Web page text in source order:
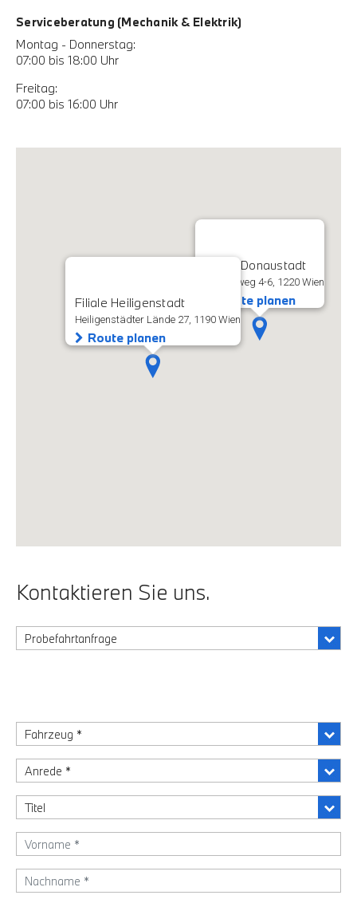
Serviceberatung (Mechanik & Elektrik)
Montag - Donnerstag:
07:00 bis 18:00 Uhr
Freitag:
07:00 bis 16:00 Uhr
Filiale Donaustadt
Rautenweg 4-6, 1220 Wien
Route planen
Filiale Heiligenstadt
Heiligenstädter Lände 27, 1190 Wien
Route planen
Kontaktieren Sie uns.